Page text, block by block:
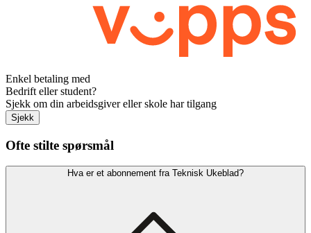
Enkel betaling med
Bedrift eller student?
Sjekk om din arbeidsgiver eller skole har tilgang
Sjekk
Ofte stilte spørsmål
Hva er et abonnement fra Teknisk Ukeblad?